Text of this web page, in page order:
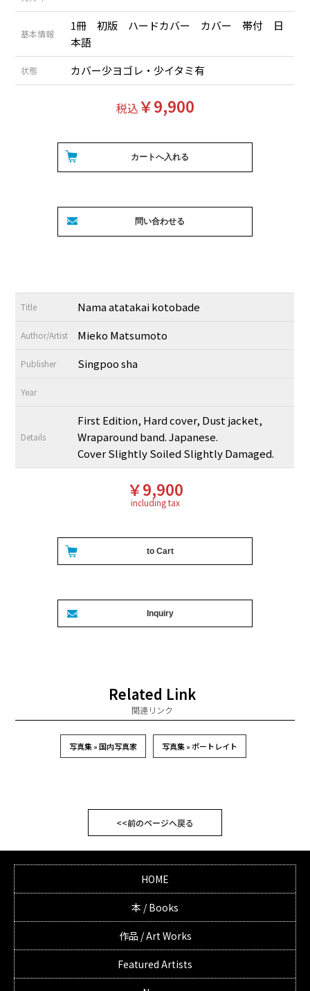
基本情報
1冊 初版 ハードカバー カバー 帯付 日
本語
状態 カバー少ヨゴレ・少イタミ有
税込￥9,900
Title Nama atatakai kotobade
Author/Artist Mieko Matsumoto
Publisher Singpoo sha
Year
Details
First Edition, Hard cover, Dust jacket,
Wraparound band. Japanese.
Cover Slightly Soiled Slightly Damaged.
￥9,900
including tax
Related Link
関連リンク
写真集 » 国内写真家 写真集 » ポートレイト
<<前のページへ戻る
HOME
本 / Books
作品 / Art Works
Featured Artists